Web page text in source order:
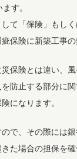
す。
て「保険」もし
保険に新築工事
保険とは違い、
防止する部分に
になります。
で、その際には
た場合の担保を